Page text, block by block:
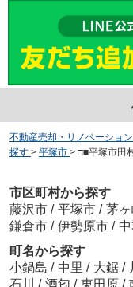
不動産売却・リノベーショ
探す > 平塚市 > □■平塚市田
市区町村から探す
藤沢市 / 平塚市 / 茅
鎌倉市 / 伊勢原市 /
町名から探す
小鍋島 / 中里 / 大鋸 /